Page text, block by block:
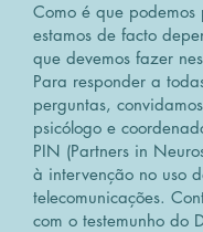
Como é que podemos
estamos de facto
que devemos fazer
Para responder a
perguntas,
psicólogo e
PIN (Partners in
à intervenção no uso
telecomunicações.
com o testemunho do